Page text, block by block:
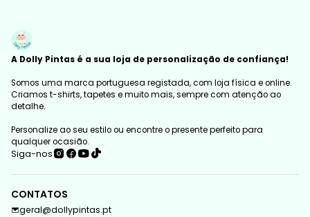
A Dolly Pintas é a sua loja de personalização de confiança!
Somos uma marca portuguesa registada, com loja física e online.
Criamos t-shirts, tapetes e muito mais, sempre com atenção ao
detalhe.
Personalize ao seu estilo ou encontre o presente perfeito para
qualquer ocasião.
Siga-nos
CONTATOS
geral@dollypintas.pt